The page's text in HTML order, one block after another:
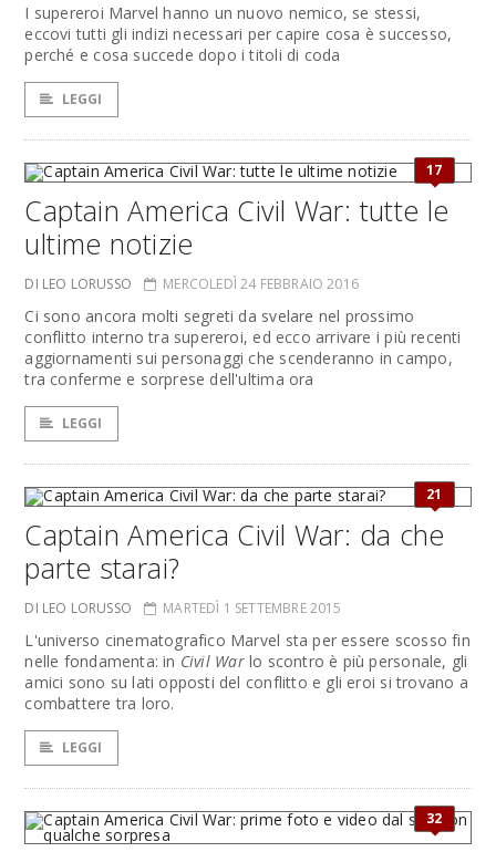
I supereroi Marvel hanno un nuovo nemico, se stessi,
eccovi tutti gli indizi necessari per capire cosa è successo,
perché e cosa succede dopo i titoli di coda
LEGGI
17
Captain America Civil War: tutte le
ultime notizie
DI LEO LORUSSO MERCOLEDÌ 24 FEBBRAIO 2016
Ci sono ancora molti segreti da svelare nel prossimo
conflitto interno tra supereroi, ed ecco arrivare i più recenti
aggiornamenti sui personaggi che scenderanno in campo,
tra conferme e sorprese dell'ultima ora
LEGGI
21
Captain America Civil War: da che
parte starai?
DI LEO LORUSSO MARTEDÌ 1 SETTEMBRE 2015
L'universo cinematografico Marvel sta per essere scosso fin
nelle fondamenta: in Civil Warlo scontro è più personale, gli
amici sono su lati opposti del conflitto e gli eroi si trovano a
combattere tra loro.
LEGGI
32